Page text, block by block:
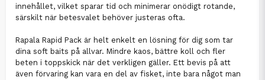
innehållet, vilket sparar tid och minimerar onödigt rotande,
särskilt när betesvalet behöver justeras ofta.
Rapala Rapid Pack är helt enkelt en lösning för dig som tar
dina soft baits på allvar. Mindre kaos, bättre koll och fler
beten i toppskick när det verkligen gäller. Ett bevis på att
även förvaring kan vara en del av fisket, inte bara något man